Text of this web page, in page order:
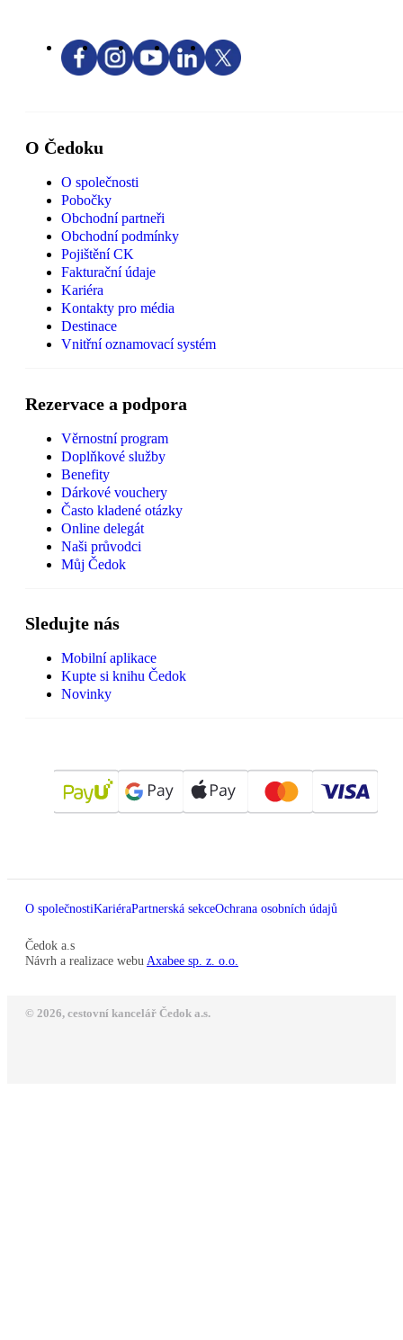
O Čedoku
O společnosti
Pobočky
Obchodní partneři
Obchodní podmínky
Pojištění CK
Fakturační údaje
Kariéra
Kontakty pro média
Destinace
Vnitřní oznamovací systém
Rezervace a podpora
Věrnostní program
Doplňkové služby
Benefity
Dárkové vouchery
Často kladené otázky
Online delegát
Naši průvodci
Můj Čedok
Sledujte nás
Mobilní aplikace
Kupte si knihu Čedok
Novinky
O společnostiKariéraPartnerská sekceOchrana osobních údajů
Čedok a.s
Návrh a realizace webu Axabee sp. z. o.o.
© 2026, cestovní kancelář Čedok a.s.